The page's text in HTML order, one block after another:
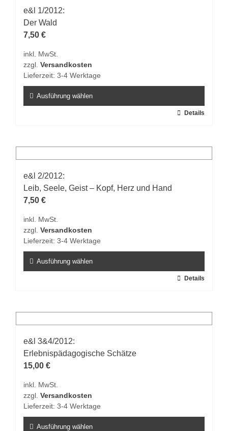
auf.
Die
Optionen
auf
der
gewählt
werden
e&l 1/2012:
Der Wald
7,50 €
inkl. MwSt.
zzgl. Versandkosten
Lieferzeit: 3-4 Werktage
Ausführung wählen
Varianten
auf.
Die
Optionen
auf
der
gewählt
werden
Details
e&l 2/2012:
Leib, Seele, Geist – Kopf, Herz und Hand
7,50 €
inkl. MwSt.
zzgl. Versandkosten
Lieferzeit: 3-4 Werktage
Ausführung wählen
Varianten
auf.
Die
Optionen
auf
der
gewählt
Details
e&l 3&4/2012:
Erlebnispädagogische Schätze
15,00 €
inkl. MwSt.
zzgl. Versandkosten
Lieferzeit: 3-4 Werktage
Ausführung wählen